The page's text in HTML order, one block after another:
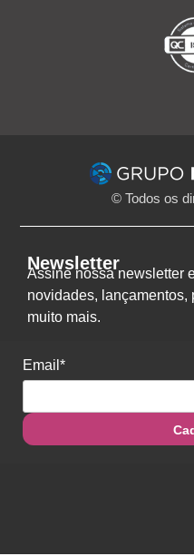
© Todos os
Newsletter
Assine nossa newsletter
novidades,
muito mais.
Email*